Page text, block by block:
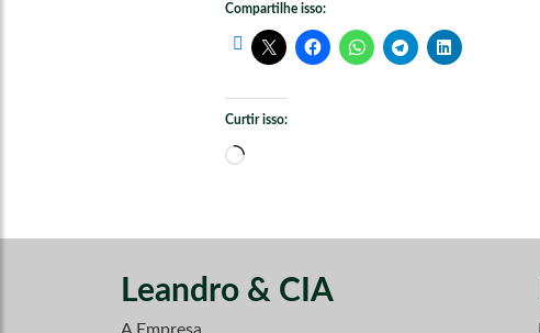
Compartilhe isso:
Curtir isso:
Carregando...
Leandro & CIA